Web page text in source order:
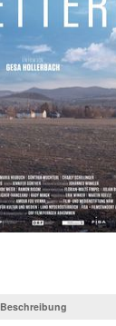
Beschreibung